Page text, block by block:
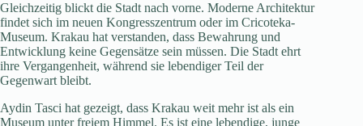
Gleichzeitig blickt die Stadt nach vorne. Moderne Architektur
findet sich im neuen Kongresszentrum oder im Cricoteka-
Museum. Krakau hat verstanden, dass Bewahrung und
Entwicklung keine Gegensätze sein müssen. Die Stadt ehrt
ihre Vergangenheit, während sie lebendiger Teil der
Gegenwart bleibt.
Aydin Tasci hat gezeigt, dass Krakau weit mehr ist als ein
Museum unter freiem Himmel. Es ist eine lebendige, junge